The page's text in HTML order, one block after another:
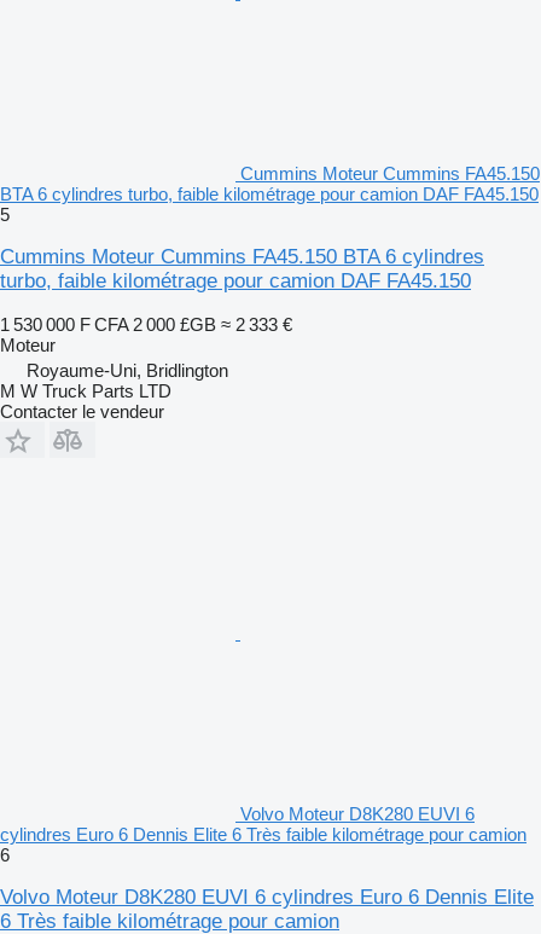
Cummins Moteur Cummins FA45.150
BTA 6 cylindres turbo, faible kilométrage pour camion DAF FA45.150
5
Cummins Moteur Cummins FA45.150 BTA 6 cylindres
turbo, faible kilométrage pour camion DAF FA45.150
1 530 000 F CFA 2 000 £GB ≈ 2 333 €
Moteur
Royaume-Uni, Bridlington
M W Truck Parts LTD
Contacter le vendeur
Volvo Moteur D8K280 EUVI 6
cylindres Euro 6 Dennis Elite 6 Très faible kilométrage pour camion
6
Volvo Moteur D8K280 EUVI 6 cylindres Euro 6 Dennis Elite
6 Très faible kilométrage pour camion